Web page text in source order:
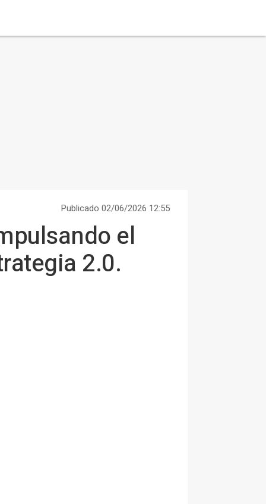
Publicado 02/06/2026 12:55
el
2.0.